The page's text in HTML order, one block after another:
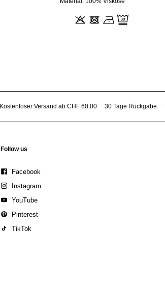
Kostenloser Versand ab CHF 60.00 30 Tage Rückgabe
Follow us
Facebook
Instagram
YouTube
Pinterest
TikTok